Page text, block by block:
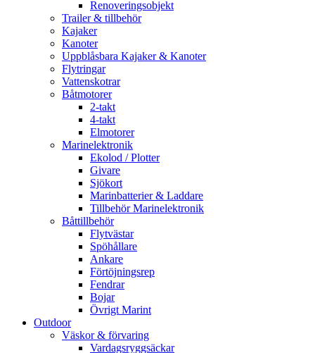
Renoveringsobjekt
Trailer & tillbehör
Kajaker
Kanoter
Uppblåsbara Kajaker & Kanoter
Flytringar
Vattenskotrar
Båtmotorer
2-takt
4-takt
Elmotorer
Marinelektronik
Ekolod / Plotter
Givare
Sjökort
Marinbatterier & Laddare
Tillbehör Marinelektronik
Båttillbehör
Flytvästar
Spöhållare
Ankare
Förtöjningsrep
Fendrar
Bojar
Övrigt Marint
Outdoor
Väskor & förvaring
Vardagsryggsäckar